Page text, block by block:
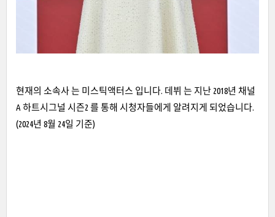
현재의 소속사 는 미스틱액터스 입니다. 데뷔 는 지난 2018년 채널
A 하트시그널 시즌2 를 통해 시청자들에게 알려지게 되었습니다.
(2024년 8월 24일 기준)